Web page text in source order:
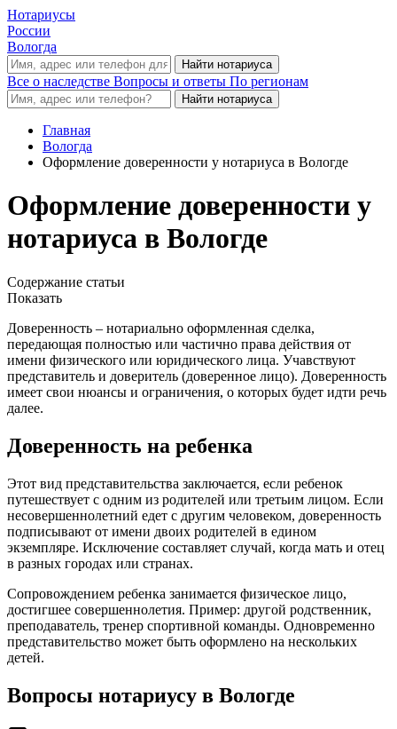
Нотариусы
России
Вологда
Все о наследстве Вопросы и ответы По регионам
Главная
Вологда
Оформление доверенности у нотариуса в Вологде
Оформление доверенности у
нотариуса в Вологде
Содержание статьи
Показать
Доверенность – нотариально оформленная сделка,
передающая полностью или частично права действия от
имени физического или юридического лица. Учавствуют
представитель и доверитель (доверенное лицо). Доверенность
имеет свои нюансы и ограничения, о которых будет идти речь
далее.
Доверенность на ребенка
Этот вид представительства заключается, если ребенок
путешествует с одним из родителей или третьим лицом. Если
несовершеннолетний едет с другим человеком, доверенность
подписывают от имени двоих родителей в едином
экземпляре. Исключение составляет случай, когда мать и отец
в разных городах или странах.
Сопровождением ребенка занимается физическое лицо,
достигшее совершеннолетия. Пример: другой родственник,
преподаватель, тренер спортивной команды. Одновременно
представительство может быть оформлено на нескольких
детей.
Вопросы нотариусу в Вологде